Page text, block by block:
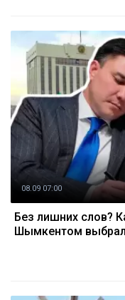
08.09 07:00
Без лишних слов?
Шымкентом